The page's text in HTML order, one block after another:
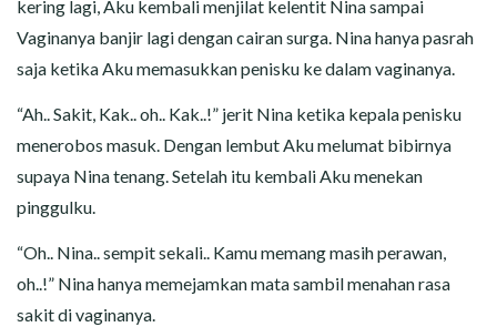
kering lagi, Aku kembali menjilat kelentit Nina sampai
Vaginanya banjir lagi dengan cairan surga. Nina hanya pasrah
saja ketika Aku memasukkan penisku ke dalam vaginanya.
“Ah.. Sakit, Kak.. oh.. Kak..!” jerit Nina ketika kepala penisku
menerobos masuk. Dengan lembut Aku melumat bibirnya
supaya Nina tenang. Setelah itu kembali Aku menekan
pinggulku.
“Oh.. Nina.. sempit sekali.. Kamu memang masih perawan,
oh..!” Nina hanya memejamkan mata sambil menahan rasa
sakit di vaginanya.